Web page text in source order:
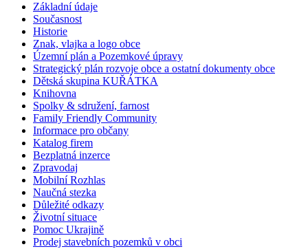
Základní údaje
Současnost
Historie
Znak, vlajka a logo obce
Územní plán a Pozemkové úpravy
Strategický plán rozvoje obce a ostatní dokumenty obce
Dětská skupina KUŘÁTKA
Knihovna
Spolky & sdružení, farnost
Family Friendly Community
Informace pro občany
Katalog firem
Bezplatná inzerce
Zpravodaj
Mobilní Rozhlas
Naučná stezka
Důležité odkazy
Životní situace
Pomoc Ukrajině
Prodej stavebních pozemků v obci